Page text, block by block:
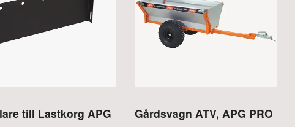
till Lastkorg APG Gårdsvagn ATV, APG PRO